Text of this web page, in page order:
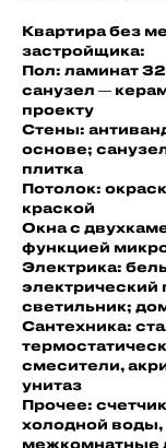
Квартира без
застройщика:
Пол: ламинат
санузел —
проекту
Стены:
основе;
плитка
Потолок:
краской
Окна с
функцией
Электрика:
электрический
светильник;
Сантехника:
смесители,
унитаз
Прочее:
холодной воды,
межкомнатные